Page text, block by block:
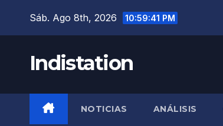
Sáb. Ago 8th, 2026 10:59:42 PM
Indistation
NOTICIAS ANÁLISIS